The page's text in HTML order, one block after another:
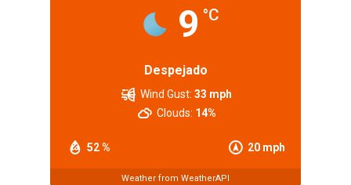
9 °C
Despejado
52 % 20 mph
Wind Gust: 33 mph
Clouds: 14%
Weather from WeatherAPI